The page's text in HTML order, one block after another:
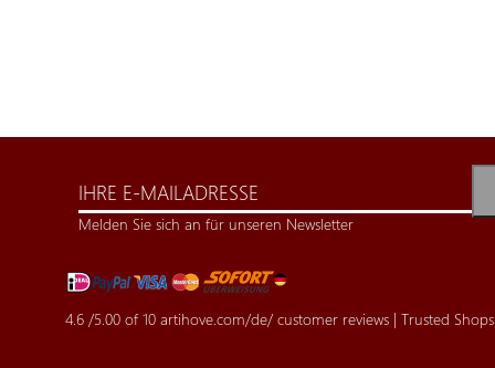
Melden Sie sich an für unseren Newsletter
4.6/5.00of 10 artihove.com/de/ customer reviews | Trusted Shops